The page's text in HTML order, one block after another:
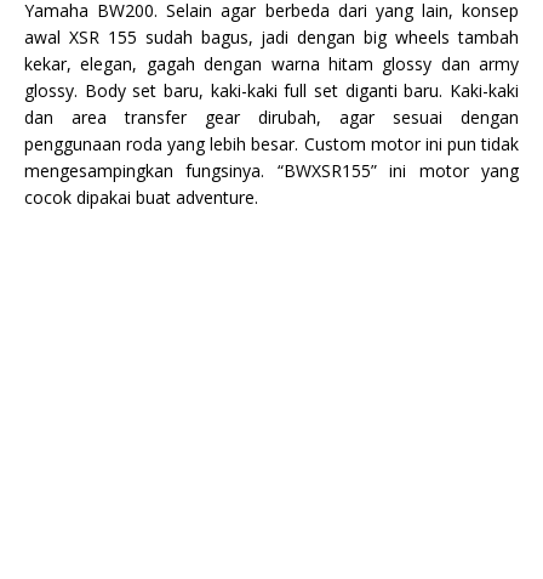
Yamaha BW200. Selain agar berbeda dari yang lain, konsep
awal XSR 155 sudah bagus, jadi dengan big wheels tambah
kekar, elegan, gagah dengan warna hitam glossy dan army
glossy. Body set baru, kaki-kaki full set diganti baru. Kaki-kaki
dan area transfer gear dirubah, agar sesuai dengan
penggunaan roda yang lebih besar. Custom motor ini pun tidak
mengesampingkan fungsinya. “BWXSR155” ini motor yang
cocok dipakai buat adventure.